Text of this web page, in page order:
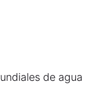
de agua